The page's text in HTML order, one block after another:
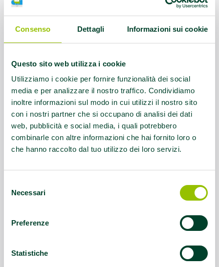
Consenso Dettagli Informazioni sui cookie
Questo sito web utilizza i cookie
Utilizziamo i cookie per fornire funzionalità dei social
media e per analizzare il nostro traffico. Condividiamo
inoltre informazioni sul modo in cui utilizzi il nostro sito
con i nostri partner che si occupano di analisi dei dati
web, pubblicità e social media, i quali potrebbero
combinarle con altre informazioni che hai fornito loro o
che hanno raccolto dal tuo utilizzo dei loro servizi.
delNecessari
Preferenze
Statistiche
cronica, EFA Altra, EFA Cardiopatie /
Malattie cardiovascolari, EFA Diabete
tipo 2 ed EFA sindrome metabolica
Orari corsi:Le sessioni personalizzate
queste fasce orarie: Lun-Ven 8.30 -
20.30; Sab 8.30 - 13.30.
Referente:shape-evolution@libero.it
Contatti:3479759657
promuovono la salute